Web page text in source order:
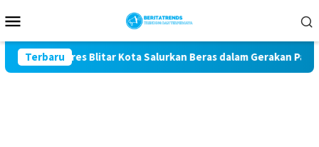
ke
Mobile
Terbaru
Polres Blitar Kota Salurkan Beras dalam Gerakan Pangan